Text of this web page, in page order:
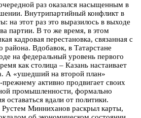
раз оказался насыщенным в
Внутрипартийный конфликт в
на этот раз это выразилось в выходе
партии. В то же время, в этом
кадровая перестановка, связанная с
района. Вдобавок, в Татарстане
на федеральный уровень первого
как столица – Казань настаивает
А «ушедший на второй план»
активно продвигает своих
промышленности, формально
оставаться вдали от политики.
Минниханов раскрыл карты,